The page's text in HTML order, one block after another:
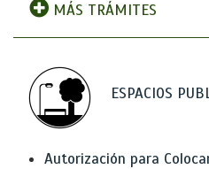
MÁS TRÁMITES
ESPACIOS
Autorización para